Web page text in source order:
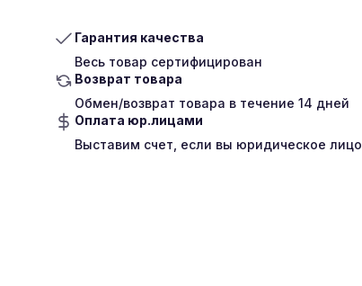
Гарантия качества
Весь товар сертифицирован
Возврат товара
Обмен/возврат товара в течение 14 дней
Оплата юр.лицами
Выставим счет, если вы юридическое лицо